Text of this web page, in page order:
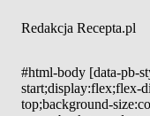
Redakcja Recepta.pl
#html-body [data-pb-
start;display:flex;flex-
top;background-